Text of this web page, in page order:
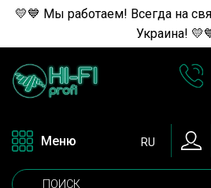
💛💙 Мы работаем! Всегда на
Украина!
Меню RU